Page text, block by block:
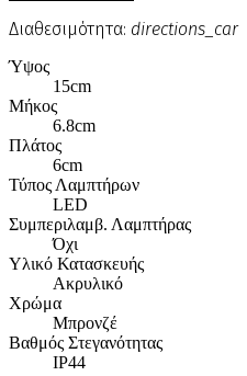
Διαθεσιμότητα: directions_car
Ύψος
15cm
Μήκος
6.8cm
Πλάτος
6cm
Τύπος Λαμπτήρων
LED
Συμπεριλαμβ. Λαμπτήρας
Όχι
Υλικό Κατασκευής
Ακρυλικό
Χρώμα
Μπρονζέ
Βαθμός Στεγανότητας
IP44